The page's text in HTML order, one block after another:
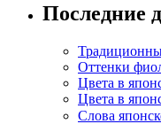
Последние
Оттенки
Цвета в
Цвета в
Слова